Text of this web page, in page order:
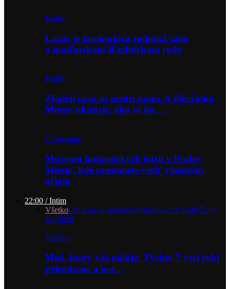
Knihy
Lazár je fascinujúca rodinná sága
o maďarskom šľachtickom rode
Knihy
Zlodeji času sú medzi nami. A dievčatko
Momo ukazuje, ako sa im…
Cestovanie
Múzeum fantastických ilúzií v Prahe:
Miesto, kde prestanete veriť vlastným
očiam
22:00 / Intim
VšetkoChvíľka so sebouHoroskopySexVzťahyŽeny
vs. Muži
Vzťahy
Muž, ktorý vás miluje: Týchto 7 vecí robí
prirodzene a bez…